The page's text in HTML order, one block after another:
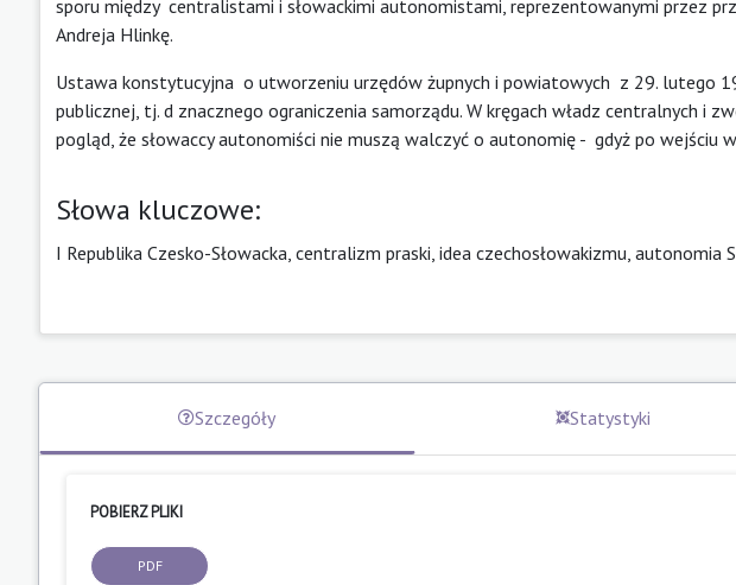
sporu między centralistami i słowackimi autonomistami, reprezentowanymi przez
Andreja Hlinkę.
Ustawa konstytucyjna o utworzeniu urzędów żupnych i powiatowych z 29. lutego
publicznej, tj. d znacznego ograniczenia samorządu. W kręgach władz centralnych i
pogląd, że słowaccy autonomiści nie muszą walczyć o autonomię - gdyż po wejściu
Słowa kluczowe:
I Republika Czesko-Słowacka, centralizm praski, idea czechosłowakizmu, autonomia
Szczegóły Statystyki
POBIERZ PLIKI
PDF